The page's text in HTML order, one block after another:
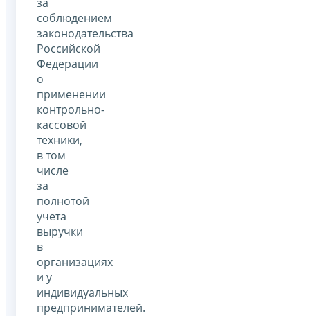
соблюдением
законодательства
Российской
Федерации
о
применении
контрольно-
кассовой
техники,
в том
числе
за
полнотой
учета
выручки
в
организациях
и у
индивидуальных
предпринимателей.